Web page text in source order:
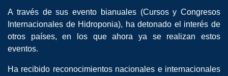
A través de sus evento bianuales (Cursos y Congresos
Internacionales de Hidroponia), ha detonado el interés de
otros países, en los que ahora ya se realizan estos
eventos.
Ha recibido reconocimientos nacionales e internacionales